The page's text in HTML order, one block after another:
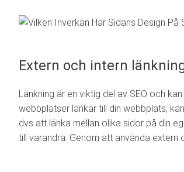
Extern och intern
Länkning är en viktig del av SEO och
webbplatser länkar till din webbplats,
dvs att länka mellan olika sidor på din
till varandra. Genom att använda